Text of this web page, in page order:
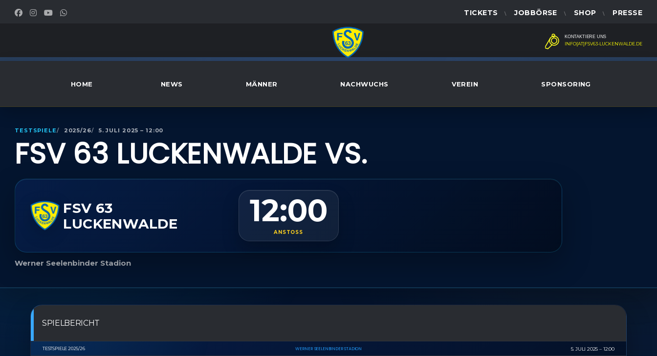
TICKETS JOBBÖRSE SHOP PRESSE
KONTAKTIERE UNS
INFO[AT]FSV63-LUCKENWALDE.DE
HOME NEWS MÄNNER NACHWUCHS VEREIN SPONSORING
TESTSPIELE 2025/26 5. JULI 2025 – 12:00
FSV 63 LUCKENWALDE VS.
FSV 63
LUCKENWALDE
12:00
ANSTOSS
Werner Seelenbinder Stadion
SPIELBERICHT
TESTSPIELE 2025/26 WERNER SEELENBINDER STADION 5. JULI 2025 12:00